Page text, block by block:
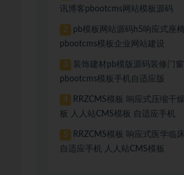
讯博客pbootcms网站模板源码
2
pb模板网站源码h5响应式座
pbootcms模板企业网站建设
3
装饰建材pb模版源码装修门
pbootcms模板手机自适应版
4
RRZCMS模板 响应式压缩干
板 人人站CMS模板 自适应手机
5
RRZCMS模板 响应式医学临
自适应手机 人人站CMS模板